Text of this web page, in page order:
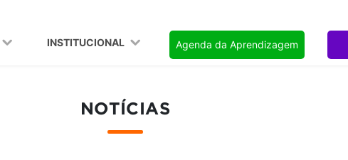
INSTITUCIONAL Agenda da Aprendizagem
NOTÍCIAS